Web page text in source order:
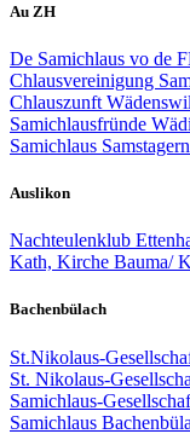
Au ZH
De Samichlaus vo de
Chlausvereinigung
Chlauszunft
Samichlausfründe
Samichlaus
Auslikon
Nachteulenklub
Kath, Kirche Bauma/
Bachenbülach
St.Nikolaus-
St. Nikolaus-
Samichlaus-
Samichlaus